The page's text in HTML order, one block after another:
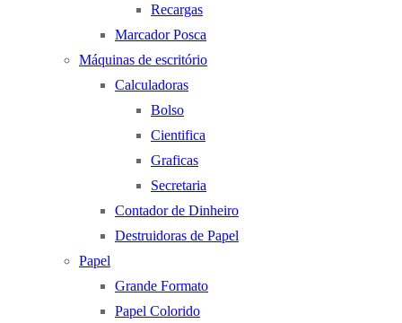
Recargas
Marcador Posca
Máquinas de escritório
Calculadoras
Bolso
Cientifica
Graficas
Secretaria
Contador de Dinheiro
Destruidoras de Papel
Papel
Grande Formato
Papel Colorido